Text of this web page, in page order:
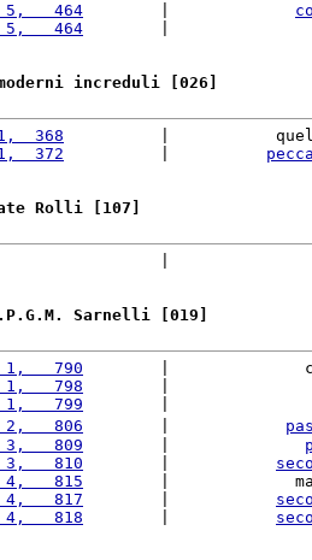
5,   464
5,   464
|
increduli [026]
368
|
372
Rolli [107]
|
Sarnelli [019]
1,   790
|
1,   798
1,   799
|
2,   806
3,   809
3,   810
4,   815
|
4,   817
4,   818